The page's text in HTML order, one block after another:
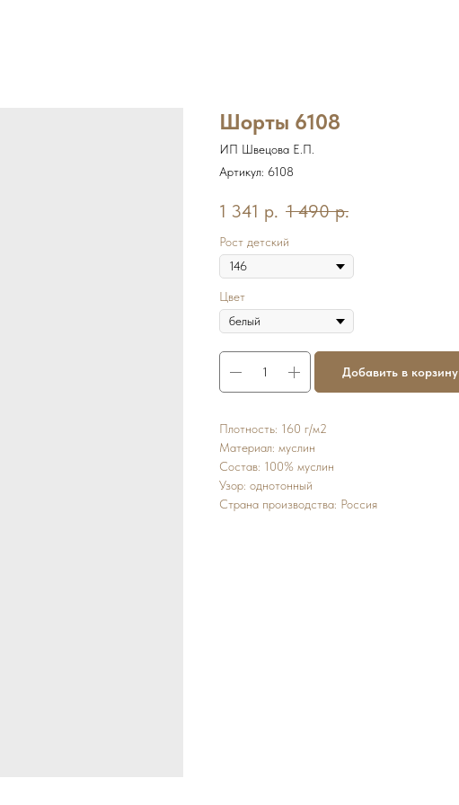
Шорты 6108
ИП Швецова Е.П.
Артикул: 6108
1 341 р. 1 490 р.
Рост детский
Цвет
Добавить в корзину
Плотность: 160 г/м2
Материал: муслин
Состав: 100% муслин
Узор: однотонный
Страна производства: Россия